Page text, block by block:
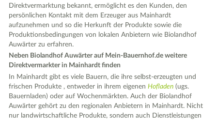
Direktvermarktung bekannt, ermöglicht es den Kunden, den
persönlichen Kontakt mit dem Erzeuger aus Mainhardt
aufzunehmen und so die Herkunft der Produkte sowie die
Produktionsbedingungen von lokalen Anbietern wie Biolandhof
Auwärter zu erfahren.
Neben Biolandhof Auwärter auf Mein-Bauernhof.de weitere
Direktvermarkter in Mainhardt finden
In Mainhardt gibt es viele Bauern, die ihre selbst-erzeugten und
frischen Produkte , entweder in ihrem eigenenHofladen (ugs.
Bauernladen) oder auf Wochenmärkten. Auch der Biolandhof
Auwärter gehört zu den regionalen Anbietern in Mainhardt. Nicht
nur landwirtschaftliche Produkte, sondern auch Dienstleistungen